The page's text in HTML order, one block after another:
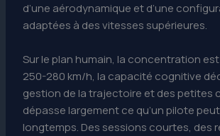
d’une aérodynamique et d’une
adaptées à des vitesses supérieures.
Sur le plan humain, la concentration
250-280 km/h, la capacité cognitive
gestion de la trajectoire et des petites
dépasse largement ce qu’un pilote
longtemps. Des sessions courtes, des